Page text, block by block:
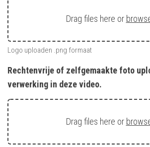
Drag files here or
Logo uploaden .png formaat
Rechtenvrije of zelfgemaakte foto
verwerking in deze video.
Drag files here or